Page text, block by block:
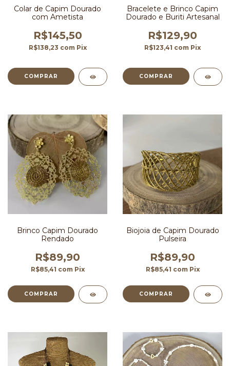
Colar de Capim Dourado
com Ametista
R$145,50
R$138,23 com Pix
Bracelete e Brinco Capim
Dourado e Buriti Artesanal
R$129,90
R$123,41 com Pix
Brinco Capim Dourado
Rendado
R$89,90
R$85,41 com Pix
Biojoia de Capim Dourado
Pulseira
R$89,90
R$85,41 com Pix